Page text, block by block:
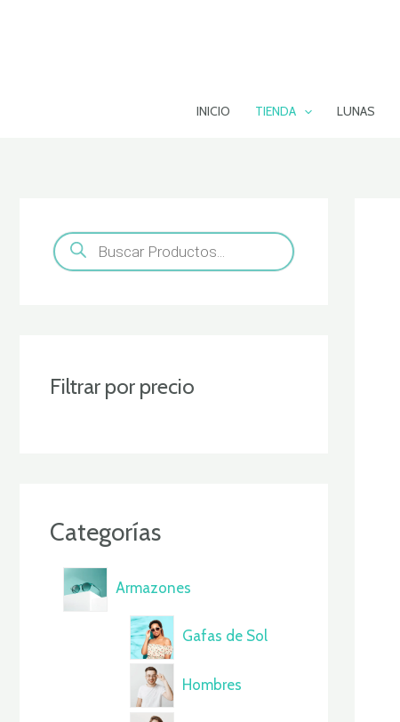
INICIO TIENDA LUNAS
B
ú
s
p
Filtrar por precio
Categorías
Armazones
Gafas de Sol
Hombres